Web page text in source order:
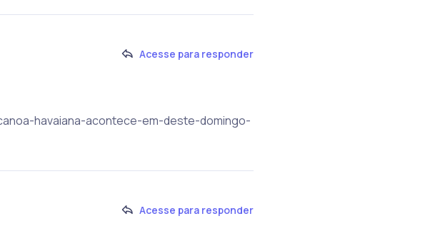
Acesse para responder
havaiana-acontece-em-deste-domingo-
Acesse para responder